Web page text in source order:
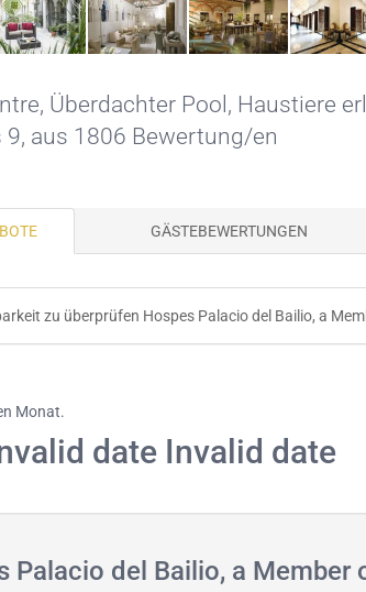
, Überdachter Pool , Haustiere
aus 1806 Bewertung/en
GÄSTEBEWERTUNGEN
zu überprüfen Hospes Palacio del Bailio, a
Monat.
date Invalid date
Palacio del Bailio, a Member